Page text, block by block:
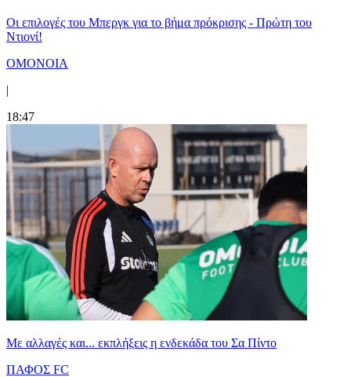
Οι επιλογές του Μπεργκ για το βήμα πρόκρισης - Πρώτη του
Ντιονί!
ΟΜΟΝΟΙΑ
|
18:47
Με αλλαγές και... εκπλήξεις η ενδεκάδα του Σα Πίντο
ΠΑΦΟΣ FC